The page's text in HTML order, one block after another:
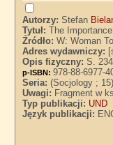
Autorzy:Stefan
Tytuł:The
Źródło:W: Woman
Adres wydawniczy:
Opis fizyczny:S.
p-ISBN:978-88-6977-
Seria:(Socjology ; 15)
Uwagi: Fragment w
Typ publikacji: UND
Język publikacji: